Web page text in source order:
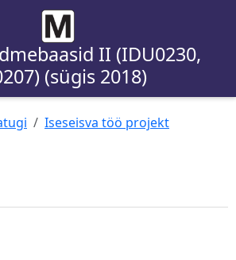
II (IDU0230,
(sügis 2018)
Iseseisva töö projekt